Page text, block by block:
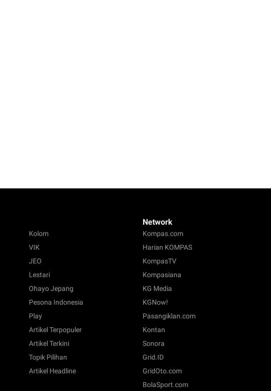
Kolom
VIK
JEO
Lestari
Ohayo Jepang
Pesona Indonesia
Play
Artikel Terpopuler
Artikel Terkini
Topik Pilihan
Artikel Headline
Network
Kompas.com
Harian KOMPAS
KompasTV
Kompasiana
KG Media
KGNow!
Pasangiklan.com
Kontan
Sonora
Grid.ID
GridOto.com
BolaSport.com